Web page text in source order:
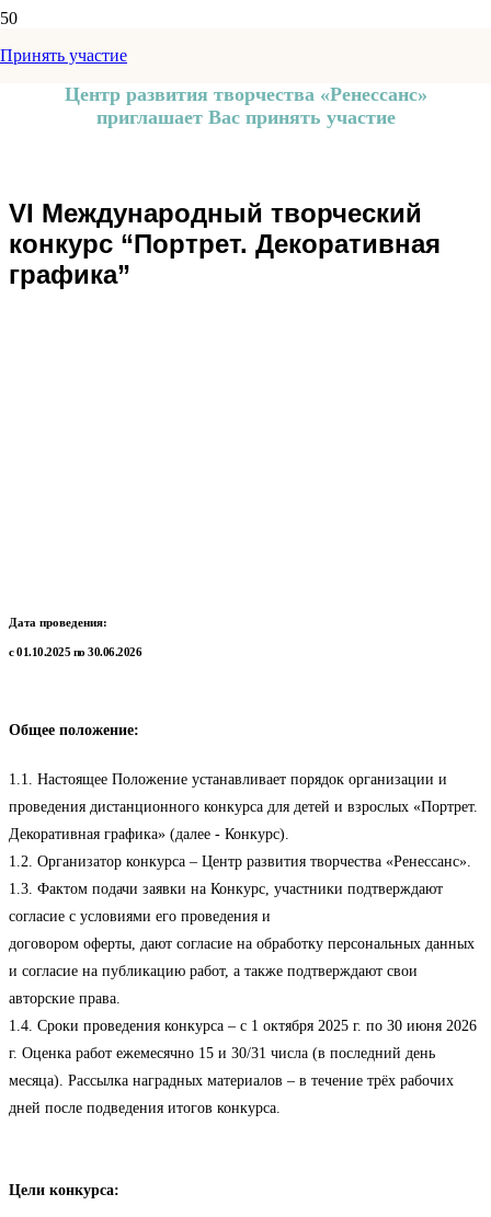
Принять участие
Центр развития творчества «Ренессанс»
приглашает Вас принять участие
VI Международный творческий
конкурс “Портрет. Декоративная
графика”
Дата проведения:
с 01.10.2025 по 30.06.2026
Общее положение:
1.1. Настоящее Положение устанавливает порядок организации и
проведения дистанционного конкурса для детей и взрослых «Портрет.
Декоративная графика» (далее - Конкурс).
1.2. Организатор конкурса – Центр развития творчества «Ренессанс».
1.3. Фактом подачи заявки на Конкурс, участники подтверждают
согласие с условиями его проведения и
договором оферты, дают согласие на обработку персональных данных
и согласие на публикацию работ, а также подтверждают свои
авторские права.
1.4. Сроки проведения конкурса – с 1 октября 2025 г. по 30 июня 2026
г. Оценка работ ежемесячно 15 и 30/31 числа (в последний день
месяца). Рассылка наградных материалов – в течение трёх рабочих
дней после подведения итогов конкурса.
Цели конкурса: